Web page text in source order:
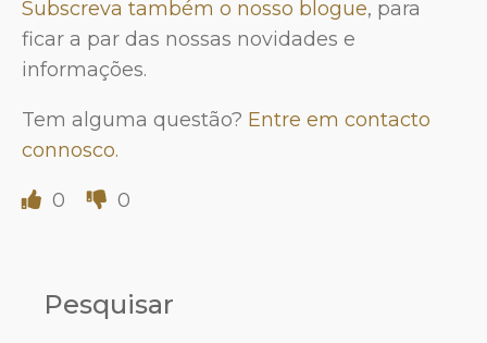
Subscreva também o nosso blogue, para
ficar a par das nossas novidades e
informações.
Tem alguma questão? Entre em contacto
connosco.
0 0
Pesquisar